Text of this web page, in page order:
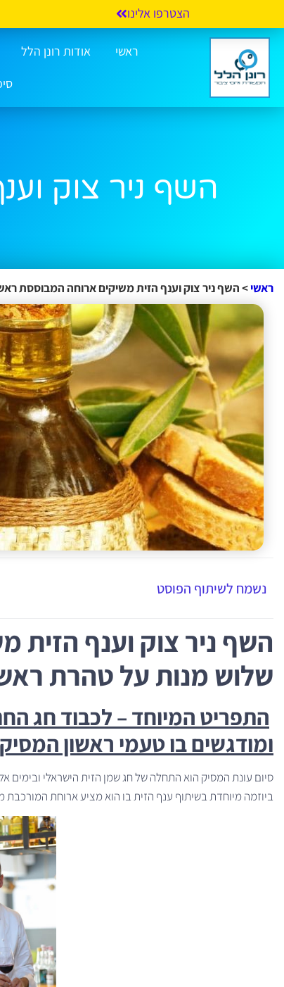
הצטרפו אלינו
ראשי אודות רונן הלל
השף ניר צוק
ראשי>השף ניר צוק וענף הזית משיקים ארוחה המבוססת
נשמח לשיתוף הפוסט
השף ניר צוק וענף
שלוש מנות על טהרת
התפריט המיוחד – לכבוד חג
ומודגשים בו טעמי ראשון המסיק
סיום עונת המסיק הוא התחלה של חג שמן הזית הישראלי ובימים
ביוזמה מיוחדת בשיתוף ענף הזית בו הוא מציע ארוחת